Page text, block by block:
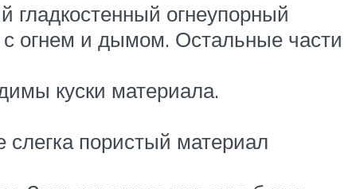
гладкостенный огнеупорный
с огнем и дымом. Остальные части
куски материала.
пористый материал